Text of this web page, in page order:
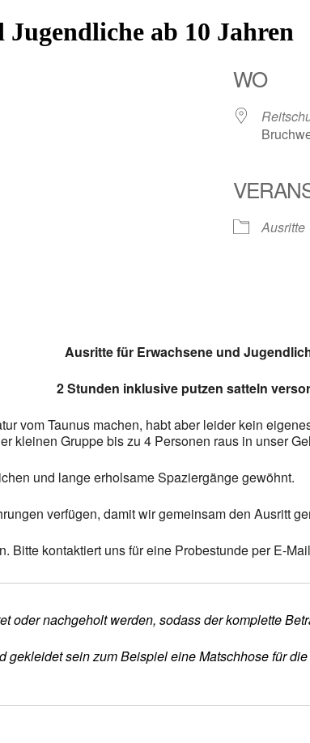
ab 10 Jahren
WO
Ausritte
Ausritte für Erwachsene und
2 Stunden inklusive putzen satteln
vom Taunus machen, habt aber leider kein
kleinen Gruppe bis zu 4 Personen raus in unser
und lange erholsame Spaziergänge gewöhnt.
verfügen, damit wir gemeinsam den Ausritt
Bitte kontaktiert uns für eine Probestunde per E-
oder nachgeholt werden, sodass der komplette
sein zum Beispiel eine Matschhose für